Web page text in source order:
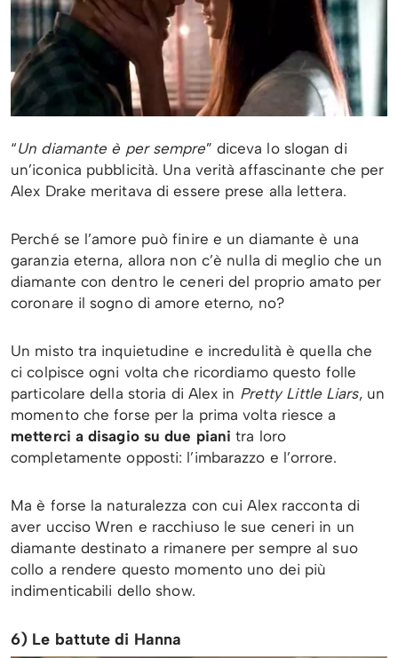
“Un diamante è per sempre” diceva lo slogan di
un’iconica pubblicità. Una verità affascinante che per
Alex Drake meritava di essere prese alla lettera.
Perché se l’amore può finire e un diamante è una
garanzia eterna, allora non c’è nulla di meglio che un
diamante con dentro le ceneri del proprio amato per
coronare il sogno di amore eterno, no?
Un misto tra inquietudine e incredulità è quella che
ci colpisce ogni volta che ricordiamo questo folle
particolare della storia di Alex in Pretty Little Liars, un
momento che forse per la prima volta riesce a
metterci a disagio su due piani tra loro
completamente opposti: l’imbarazzo e l’orrore.
Ma è forse la naturalezza con cui Alex racconta di
aver ucciso Wren e racchiuso le sue ceneri in un
diamante destinato a rimanere per sempre al suo
collo a rendere questo momento uno dei più
indimenticabili dello show.
6) Le battute di Hanna